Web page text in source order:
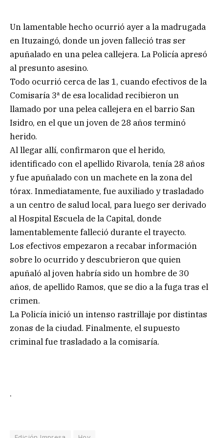
Un lamentable hecho ocurrió ayer a la madrugada
en Ituzaingó, donde un joven falleció tras ser
apuñalado en una pelea callejera. La Policía apresó
al presunto asesino.
Todo ocurrió cerca de las 1, cuando efectivos de la
Comisaría 3ª de esa localidad recibieron un
llamado por una pelea callejera en el barrio San
Isidro, en el que un joven de 28 años terminó
herido.
Al llegar allí, confirmaron que el herido,
identificado con el apellido Rivarola, tenía 28 años
y fue apuñalado con un machete en la zona del
tórax. Inmediatamente, fue auxiliado y trasladado
a un centro de salud local, para luego ser derivado
al Hospital Escuela de la Capital, donde
lamentablemente falleció durante el trayecto.
Los efectivos empezaron a recabar información
sobre lo ocurrido y descubrieron que quien
apuñaló al joven habría sido un hombre de 30
años, de apellido Ramos, que se dio a la fuga tras el
crimen.
La Policía inició un intenso rastrillaje por distintas
zonas de la ciudad. Finalmente, el supuesto
criminal fue trasladado a la comisaría.
.